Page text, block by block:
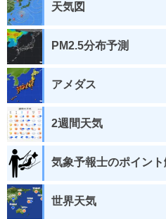
天気図
PM2.5分布予測
アメダス
2週間天気
気象予報士のポイン
世界天気